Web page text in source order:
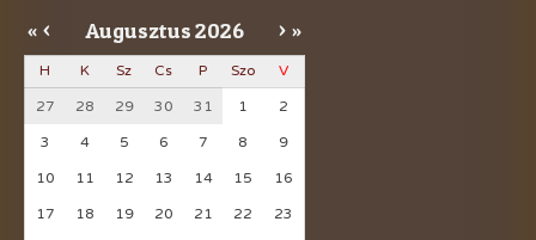
« < Augusztus2026 > »
H K Sz Cs P Szo V
27 28 29 30 31 1 2
3 4 5 6 7 8 9
10 11 12 13 14 15 16
17 18 19 20 21 22 23